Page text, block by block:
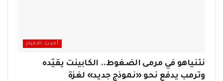
أحدث الاخبار
نتنياهو في مرمى الضغوط.. الكابينت يقيّده
وترمب يدفع نحو «نموذج جديد» لغزة